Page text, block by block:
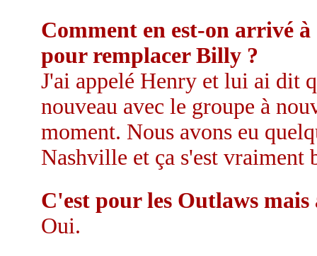
Comment en est-on arrivé à
pour remplacer Billy ?
J'ai appelé Henry et lui ai dit
nouveau avec le groupe à
moment. Nous avons eu
Nashville et ça s'est vraiment
C'est pour les Outlaws
Oui.